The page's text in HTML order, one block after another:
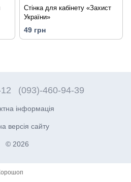
Стінка для кабінету «Захист
України»
49 грн
(093)-460-94-39
інформація
версія сайту
© 2026